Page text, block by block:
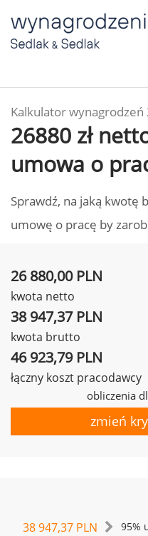
Kalkulator wynagrodzeń
26880 zł
umowa o
Sprawdź, na jaką kwotę
umowę o pracę by
26 880,00 PLN
kwota netto
38 947,37 PLN
kwota brutto
46 923,79 PLN
łączny koszt pracodawcy
obliczenia
zmień
38 947,37 PLN 95%